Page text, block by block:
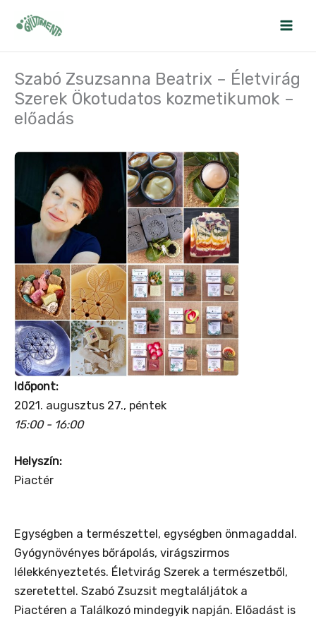
Szabó Zsuzsanna Beatrix – Életvirág
Szerek Ökotudatos kozmetikumok –
előadás
Időpont:
2021. augusztus 27., péntek
15:00 - 16:00
Helyszín:
Piactér
Egységben a természettel, egységben önmagaddal.
Gyógynövényes bőrápolás, virágszirmos
lélekkényeztetés. Életvirág Szerek a természetből,
szeretettel. Szabó Zsuzsit megtaláljátok a
Piactéren a Találkozó mindegyik napján. Előadást is